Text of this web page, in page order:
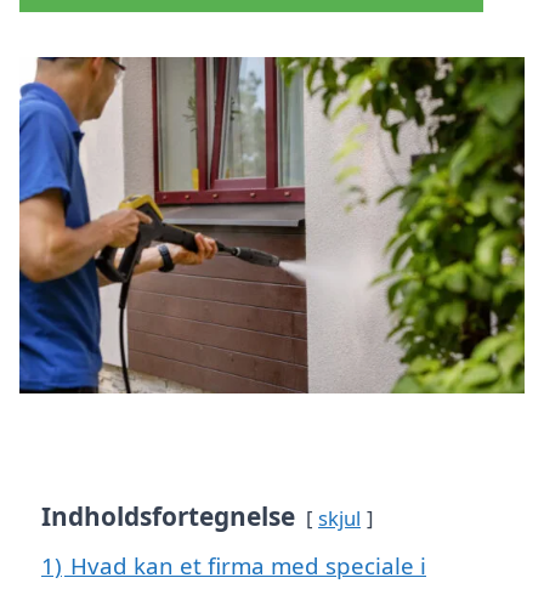
Indholdsfortegnelse skjul
1) Hvad kan et firma med speciale i